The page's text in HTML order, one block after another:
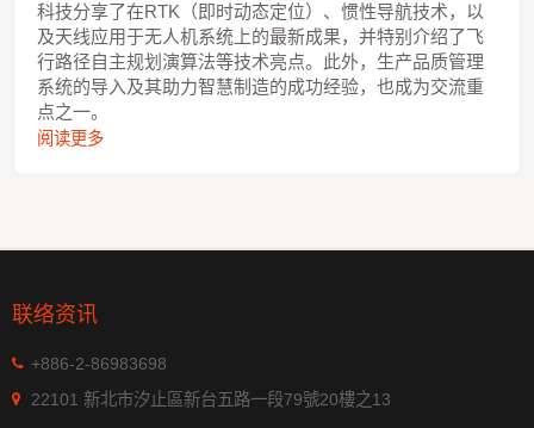
科技分享了在RTK（即时动态定位）、惯性导航技术，以
及天线应用于无人机系统上的最新成果，并特别介绍了飞
行路径自主规划演算法等技术亮点。此外，生产品质管理
系统的导入及其助力智慧制造的成功经验，也成为交流重
点之一。
阅读更多
联络资讯
+886-2-86983698
22101 新北市汐止區新台五路一段79號20樓之13